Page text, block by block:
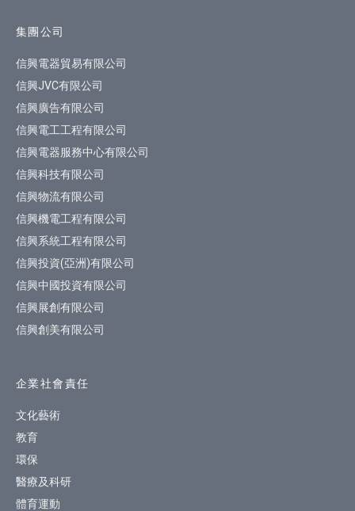
集團公司
信興電器貿易有限公司
信興JVC有限公司
信興廣告有限公司
信興電工工程有限公司
信興電器服務中心有限公司
信興科技有限公司
信興物流有限公司
信興機電工程有限公司
信興系統工程有限公司
信興投資(亞洲)有限公司
信興中國投資有限公司
信興展創有限公司
信興創美有限公司
企業社會責任
文化藝術
教育
環保
醫療及科研
體育運動